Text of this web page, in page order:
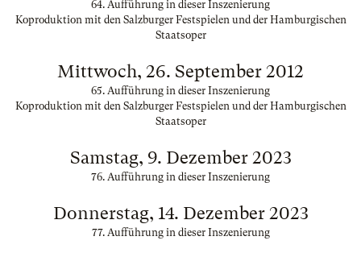
64. Aufführung in dieser Inszenierung
Koproduktion mit den Salzburger Festspielen und der Hamburgischen
Staatsoper
Mittwoch, 26. September 2012
65. Aufführung in dieser Inszenierung
Koproduktion mit den Salzburger Festspielen und der Hamburgischen
Staatsoper
Samstag, 9. Dezember 2023
76. Aufführung in dieser Inszenierung
Donnerstag, 14. Dezember 2023
77. Aufführung in dieser Inszenierung